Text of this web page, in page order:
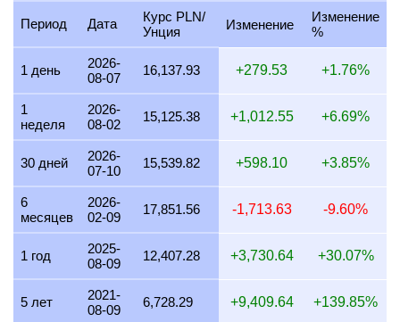
29 июля 2026 15,374.97 289.17 370.73 494.31
28 июля 2026 15,309.54 287.94 369.15 492.20
27 июля 2026 15,506.84
26 июля 2026 15,364.66 288.97 370.48 493.97
25 июля 2026 15,371.46 289.10
24 июля 2026
23 июля 2026 15,420.69 290.03 371.83 495.78
22 июля 2026 15,745.68 296.14
21 июля 2026
20 июля 2026 15,187.83 285.65 366.22 488.29
Период Дата
Курс PLN/
Унция
Изменение
Изменение
%
1 день
2026-
08-07
16,137.93 +279.53 +1.76%
1
неделя
2026-
08-02
15,125.38 +1,012.55 +6.69%
30 дней
2026-
07-10
15,539.82 +598.10 +3.85%
6
месяцев
2026-
02-09
17,851.56 -1,713.63 -9.60%
1 год
2025-
08-09
12,407.28 +3,730.64 +30.07%
5 лет
2021-
08-09
6,728.29 +9,409.64 +139.85%